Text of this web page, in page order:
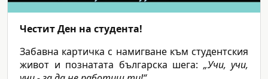
Честит Ден на студента!
Забавна картичка с намигване към студентския
живот и познатата българска шега: „Учи, учи,